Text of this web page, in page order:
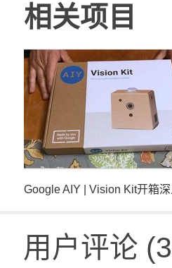
相关项目
Google AIY | Vision Kit开箱
用户评论 (3